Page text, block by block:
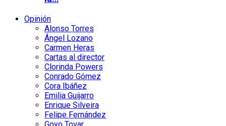
Opinión
Alonso Torres
Ángel Lozano
Carmen Heras
Cartas al director
Clorinda Powers
Conrado Gómez
Cora Ibáñez
Emilia Guijarro
Enrique Silveira
Felipe Fernández